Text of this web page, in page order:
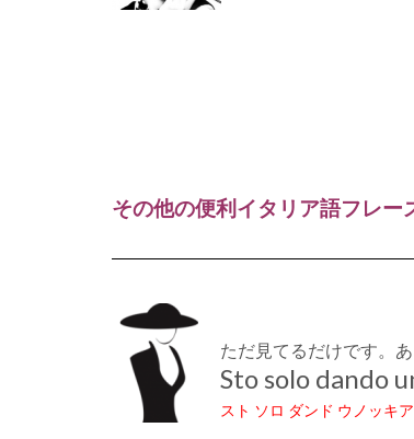
その他の便利 イタリア語フレー
ただ見てるだけです。あ
Sto solo dando
スト ソロ ダンド ウノッキ